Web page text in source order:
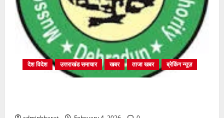
देश विदेश उत्तराखंड समाचार खबर ताजा खबर ब्रेकिंग न्यूज़